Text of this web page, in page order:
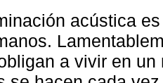
acústica
a vivir en